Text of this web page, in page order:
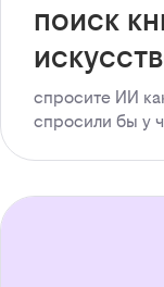
поиск
спросите ИИ
спросили бы у